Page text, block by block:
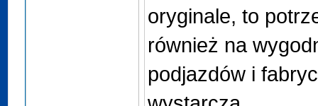
oryginale, to
również na
podjazdów i